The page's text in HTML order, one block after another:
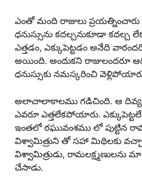
ఎంతో మంది రాజులు
ధనుస్సును కదల్చనుకూడా కదల్చ
ఎత్తడం, ఎక్కుపెట్టడం అనేది
అయింది. అందుకని రాజులందరూ
ధనుస్సుకు నమస్కరించి
అలాచాలాకాలము గడిచింది. ఆ దివ్య
ఎవరూ ఎత్తలేకపోయారు.
ఇంతలో రఘువంశము లో పుట్టిన
విశ్వామిత్రుని తో సహా మిథిలకు
విశ్వామిత్రుడు, రామలక్ష్మణులను
చేసాడు.